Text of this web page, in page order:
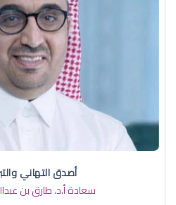
أصدق التهاني
سعادة أ.د. ​طارق بن